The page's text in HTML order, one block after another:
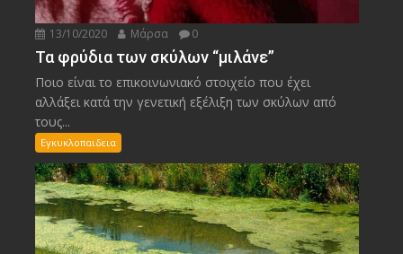
13/10/2020 Μάρσα 0
Τα φρύδια των σκύλων “μιλάνε”
Ποιο είναι το επικοινωνιακό στοιχείο που έχει
αλλάξει κατά την γενετική εξέλιξη των σκύλων από
τους...
Εγκυκλοπαιδεια